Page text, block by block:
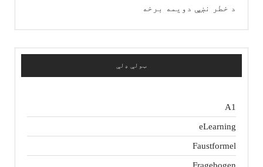
د خطر نښې دویمه برخه
ټولې ډلې
A1
eLearning
Faustformel